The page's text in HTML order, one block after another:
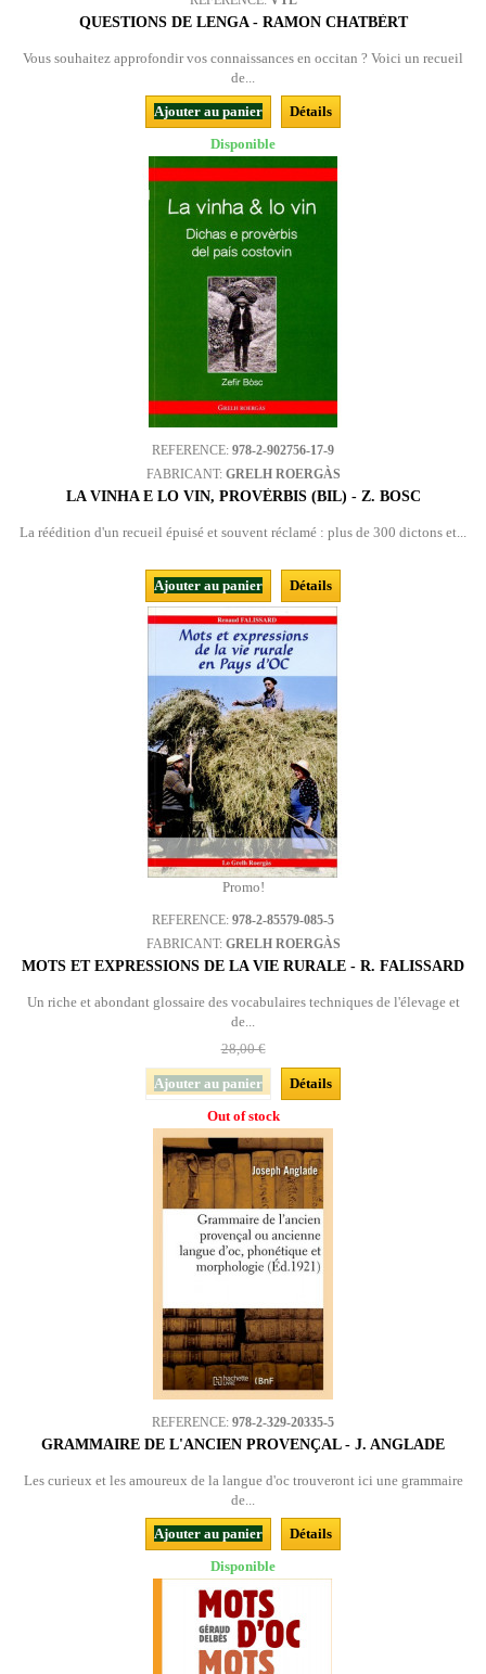
QUESTIONS DE LENGA - RAMON CHATBÈRT
Vous souhaitez approfondir vos connaissances en occitan ? Voici un recueil
de...
Ajouter au panier
Détails
Disponible
REFERENCE: 978-2-902756-17-9
FABRICANT: GRELH ROERGÀS
LA VINHA E LO VIN, PROVÈRBIS (BIL) - Z. BOSC
La réédition d'un recueil épuisé et souvent réclamé : plus de 300 dictons et...
Ajouter au panier Détails
Promo!
REFERENCE: 978-2-85579-085-5
FABRICANT: GRELH ROERGÀS
MOTS ET EXPRESSIONS DE LA VIE RURALE - R. FALISSARD
Un riche et abondant glossaire des vocabulaires techniques de l'élevage et
de...
28,00 €
Ajouter au panier
Détails
Out of stock
REFERENCE: 978-2-329-20335-5
GRAMMAIRE DE L'ANCIEN PROVENÇAL - J. ANGLADE
Les curieux et les amoureux de la langue d'oc trouveront ici une grammaire
de...
Ajouter au panier
Détails
Disponible